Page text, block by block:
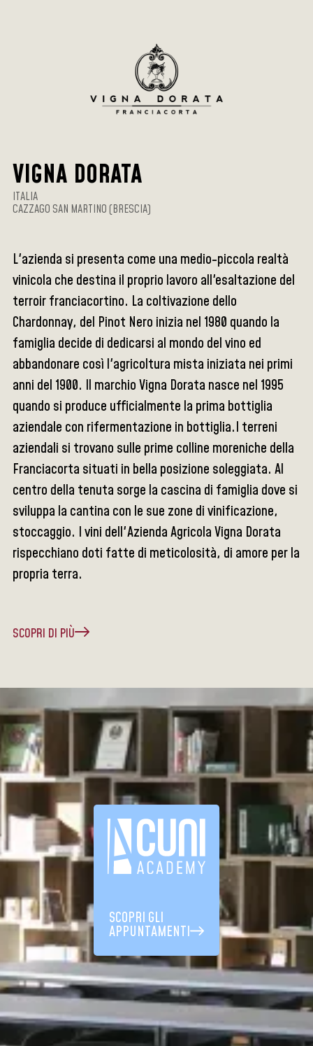
VIGNA DORATA
ITALIA
CAZZAGO SAN MARTINO (BRESCIA)
L'azienda si presenta come una medio-piccola realtà
vinicola che destina il proprio lavoro all'esaltazione del
terroir franciacortino. La coltivazione dello
Chardonnay, del Pinot Nero inizia nel 1980 quando la
famiglia decide di dedicarsi al mondo del vino ed
abbandonare così l'agricoltura mista iniziata nei primi
anni del 1900. Il marchio Vigna Dorata nasce nel 1995
quando si produce ufficialmente la prima bottiglia
aziendale con rifermentazione in bottiglia.I terreni
aziendali si trovano sulle prime colline moreniche della
Franciacorta situati in bella posizione soleggiata. Al
centro della tenuta sorge la cascina di famiglia dove si
sviluppa la cantina con le sue zone di vinificazione,
stoccaggio. I vini dell'Azienda Agricola Vigna Dorata
rispecchiano doti fatte di meticolosità, di amore per la
propria terra.
SCOPRI DI PIÙ
SCOPRI GLI
APPUNTAMENTI